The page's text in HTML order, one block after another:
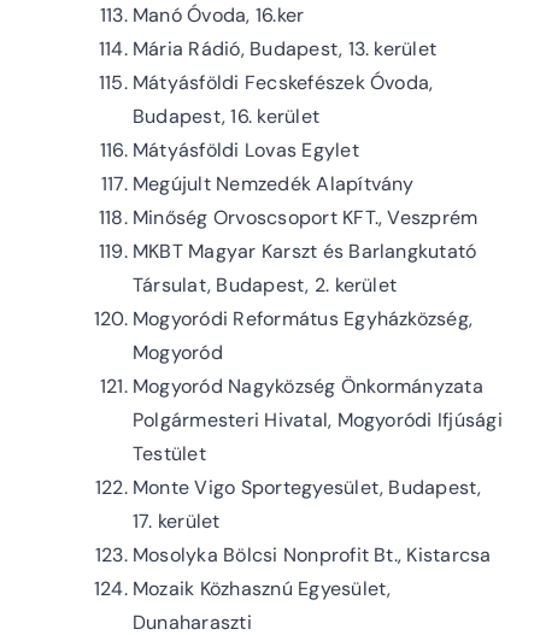
Manó Óvoda, 16.ker
Mária Rádió, Budapest, 13. kerület
Mátyásföldi Fecskefészek Óvoda,
Budapest, 16. kerület
Mátyásföldi Lovas Egylet
Megújult Nemzedék Alapítvány
Minőség Orvoscsoport KFT., Veszprém
MKBT Magyar Karszt és Barlangkutató
Társulat, Budapest, 2. kerület
Mogyoródi Református Egyházközség,
Mogyoród
Mogyoród Nagyközség Önkormányzata
Polgármesteri Hivatal, Mogyoródi Ifjúsági
Testület
Monte Vigo Sportegyesület, Budapest,
17. kerület
Mosolyka Bölcsi Nonprofit Bt., Kistarcsa
Mozaik Közhasznú Egyesület,
Dunaharaszti